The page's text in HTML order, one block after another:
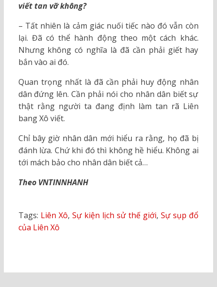
viết tan vỡ không?
– Tất nhiên là cảm giác nuối tiếc nào đó vẫn còn
lại. Đã có thể hành động theo một cách khác.
Nhưng không có nghĩa là đã cần phải giết hay
bắn vào ai đó.
Quan trọng nhất là đã cần phải huy động nhân
dân đứng lên. Cần phải nói cho nhân dân biết sự
thật rằng người ta đang định làm tan rã Liên
bang Xô viết.
Chỉ bây giờ nhân dân mới hiểu ra rằng, họ đã bị
đánh lừa. Chứ khi đó thì không hề hiểu. Không ai
tới mách bảo cho nhân dân biết cả…
Theo VNTINNHANH
Tags: Liên Xô, Sự kiện lịch sử thế giới, Sự sụp đổ
của Liên Xô